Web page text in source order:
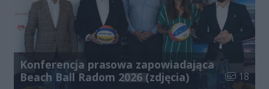
Konferencja prasowa zapowiadająca
Beach Ball Radom 2026 (zdjęcia)
Liczba
18